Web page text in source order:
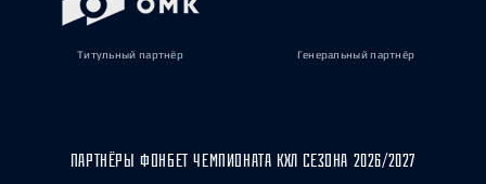
Титульный партнёр Генеральный партнёр
ПАРТНЁРЫ ФОНБЕТ ЧЕМПИОНАТА КХЛ СЕЗОНА 2026/2027